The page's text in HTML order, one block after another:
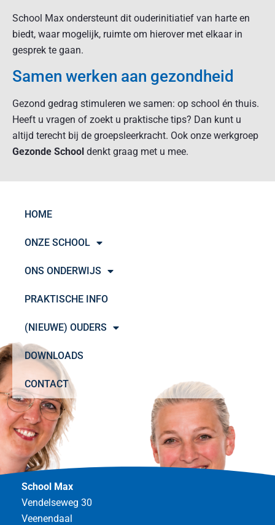
School Max ondersteunt dit ouderinitiatief van harte en
biedt, waar mogelijk, ruimte om hierover met elkaar in
gesprek te gaan.
Samen werken aan gezondheid
Gezond gedrag stimuleren we samen: op school én thuis.
Heeft u vragen of zoekt u praktische tips? Dan kunt u
altijd terecht bij de groepsleerkracht. Ook onze werkgroep
Gezonde School denkt graag met u mee.
HOME
ONZE SCHOOL
ONS ONDERWIJS
PRAKTISCHE INFO
(NIEUWE) OUDERS
DOWNLOADS
CONTACT
School Max
Vendelseweg 30
Veenendaal